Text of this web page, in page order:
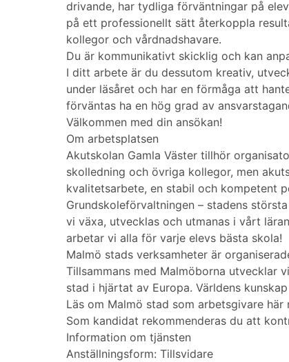
drivande, har tydliga förväntningar på
på ett professionellt sätt återkoppla
kollegor och vårdnadshavare.
Du är kommunikativt skicklig och kan
I ditt arbete är du dessutom kreativ,
under läsåret och har en förmåga att
förväntas ha en hög grad av
Välkommen med din ansökan!
Om arbetsplatsen
Akutskolan Gamla Väster tillhör
skolledning och övriga kollegor, men
kvalitetsarbete, en stabil och kompetent
Grundskoleförvaltningen – stadens
vi växa, utvecklas och utmanas i vårt
arbetar vi alla för varje elevs bästa skola!
Malmö stads verksamheter är
Tillsammans med Malmöborna utvecklar
stad i hjärtat av Europa. Världens
Läs om Malmö stad som arbetsgivare här
Som kandidat rekommenderas du att
Information om tjänsten
Anställningsform: Tillsvidare